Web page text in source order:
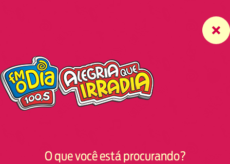
O que você está procurando?